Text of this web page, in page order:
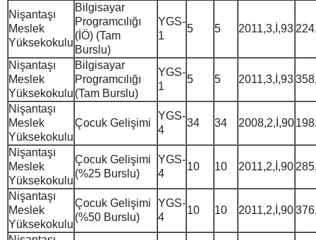
Nişantaşı
Meslek
Yüksekokulu
Bilgisayar
Programcılığı
(İÖ) (Tam
Burslu)
YGS-
1
5 5 2011,3,İ,93
Nişantaşı
Meslek
Yüksekokulu
Bilgisayar
Programcılığı
(Tam Burslu)
YGS-
1
5 5 2011,3,İ,93
Nişantaşı
Meslek
Yüksekokulu
Çocuk Gelişimi
YGS-
4
34 34 2008,2,İ,90
Nişantaşı
Meslek
Yüksekokulu
Çocuk Gelişimi
(%25 Burslu)
YGS-
4
10 10 2011,2,İ,90
Nişantaşı
Meslek
Yüksekokulu
Çocuk Gelişimi
(%50 Burslu)
YGS-
4
10 10 2011,2,İ,90